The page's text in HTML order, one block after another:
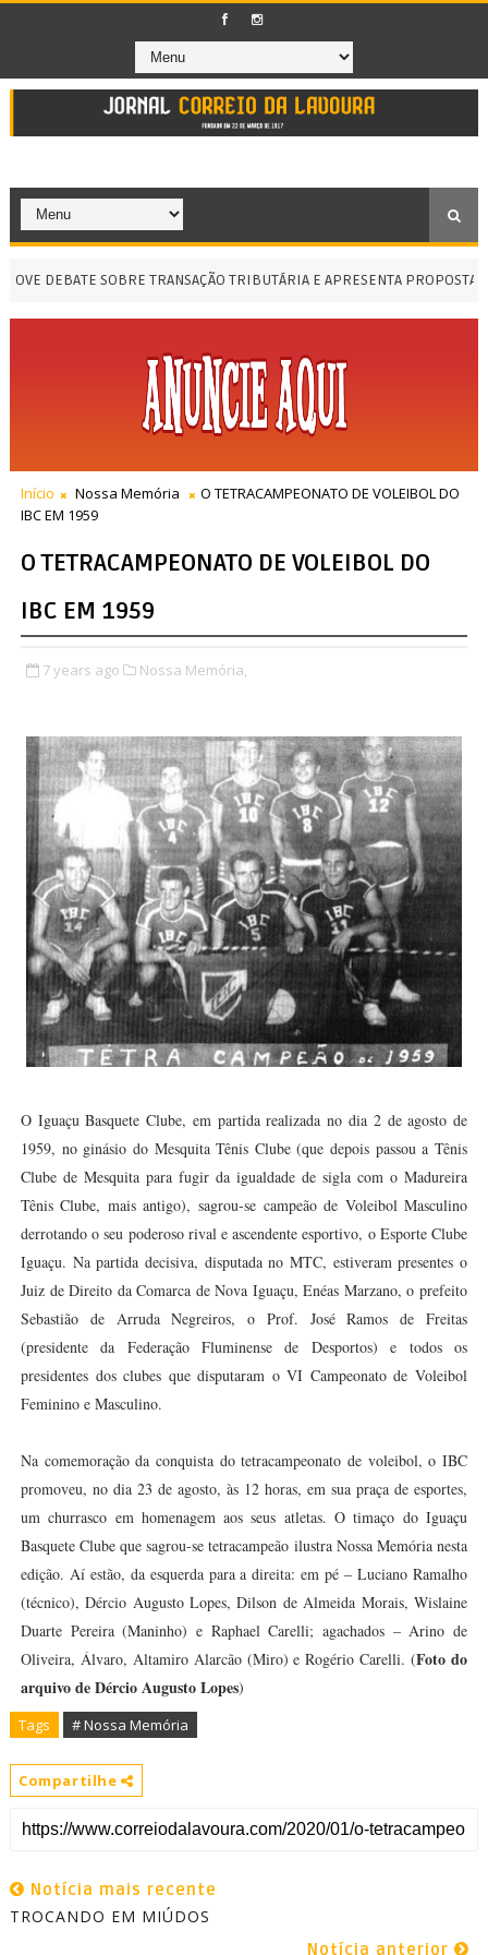
DEBATE SOBRE TRANSAÇÃO TRIBUTÁRIA E APRESENTA PROPOSTA
Início Nossa Memória
O TETRACAMPEONATO DE VOLEIBOL DO
IBC EM 1959
O TETRACAMPEONATO DE VOLEIBOL DO
IBC EM 1959
7 years ago Nossa Memória,
O Iguaçu Basquete Clube, em partida realizada no dia 2 de agosto de
1959, no ginásio do Mesquita Tênis Clube (que depois passou a Tênis
Clube de Mesquita para fugir da igualdade de sigla com o Madureira
Tênis Clube, mais antigo), sagrou-se campeão de Voleibol Masculino
derrotando o seu poderoso rival e ascendente esportivo, o Esporte Clube
Iguaçu. Na partida decisiva, disputada no MTC, estiveram presentes o
Juiz de Direito da Comarca de Nova Iguaçu, Enéas Marzano, o prefeito
Sebastião de Arruda Negreiros, o Prof. José Ramos de Freitas
(presidente da Federação Fluminense de Desportos) e todos os
presidentes dos clubes que disputaram o VI Campeonato de Voleibol
Feminino e Masculino.
Na comemoração da conquista do tetracampeonato de voleibol, o IBC
promoveu, no dia 23 de agosto, às 12 horas, em sua praça de esportes,
um churrasco em homenagem aos seus atletas. O timaço do Iguaçu
Basquete Clube que sagrou-se tetracampeão ilustra Nossa Memória nesta
edição. Aí estão, da esquerda para a direita: em pé – Luciano Ramalho
(técnico), Dércio Augusto Lopes, Dilson de Almeida Morais, Wislaine
Duarte Pereira (Maninho) e Raphael Carelli; agachados – Arino de
Oliveira, Álvaro, Altamiro Alarcão (Miro) e Rogério Carelli. (Foto do
arquivo de Dércio Augusto Lopes)
Tags # Nossa Memória
Compartilhe
Notícia mais recente
TROCANDO EM MIÚDOS
Notícia anterior